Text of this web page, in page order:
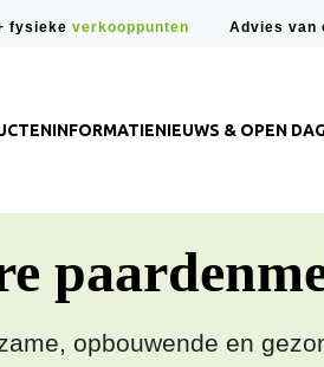
fysieke verkooppunten Advies van
INFORMATIENIEUWS & OPEN
opbouwende en